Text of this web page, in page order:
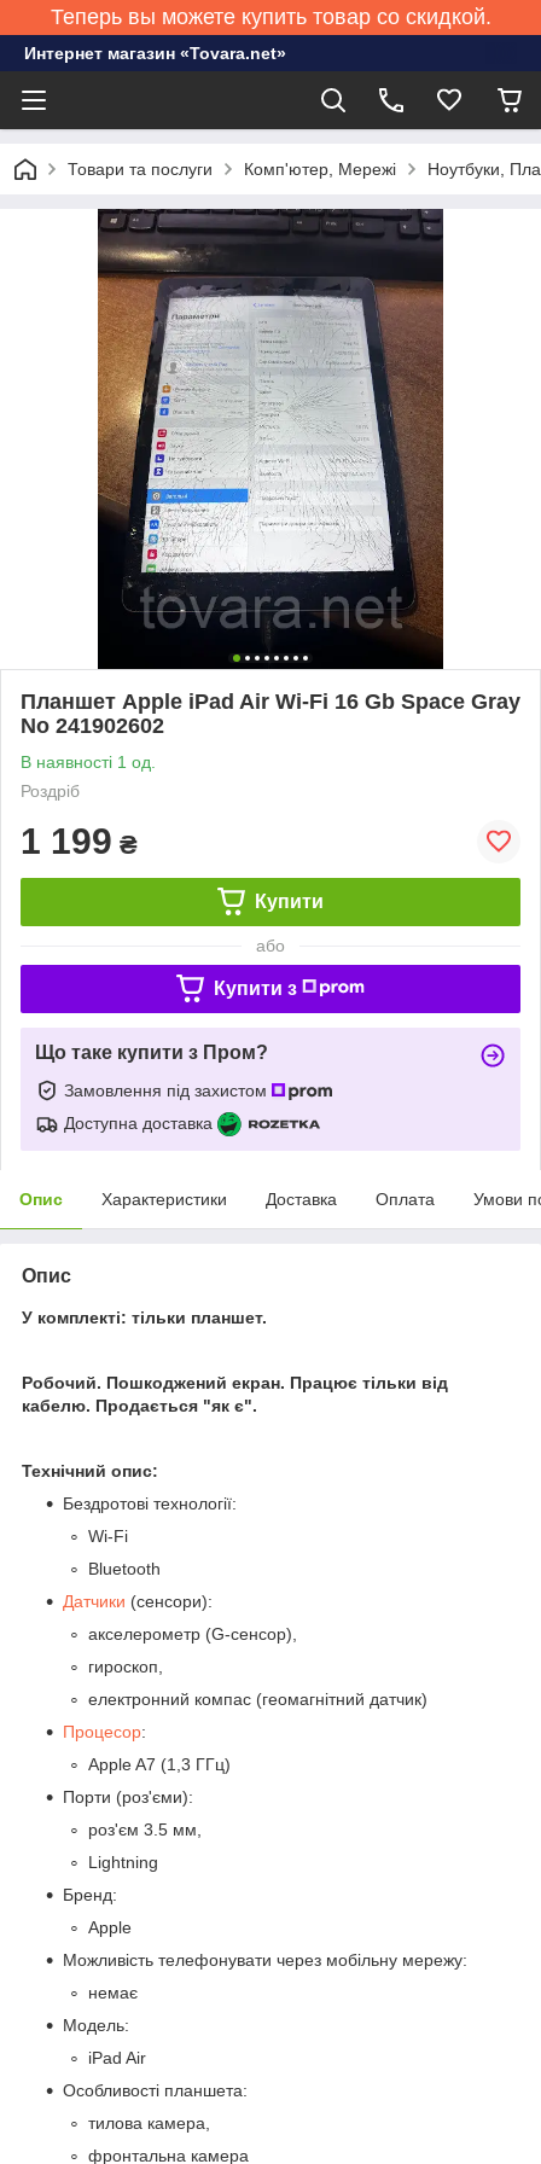
Теперь вы можете купить товар со скидкой.
Интернет магазин «Tovara.net»
Товари та послуги Комп'ютер, Мережі Ноутбуки,
Планшет Apple iPad Air Wi-Fi 16 Gb Space Gray
No 241902602
В наявності 1 од.
Роздріб
1 199 ₴
Купити
або
Купити з
Що таке купити з Пром?
Замовлення під захистом
Доступна доставка
Опис Характеристики Доставка Оплата Умови
Опис
У комплекті: тільки планшет.
Робочий. Пошкоджений екран. Працює тільки від
кабелю. Продається "як є".
Технічний опис:
Бездротові технології:
Wi-Fi
Bluetooth
Датчики (сенсори):
акселерометр (G-сенсор),
гироскоп,
електронний компас (геомагнітний датчик)
Процесор:
Apple A7 (1,3 ГГц)
Порти (роз'єми):
роз'єм 3.5 мм,
Lightning
Бренд:
Apple
Можливість телефонувати через мобільну мережу:
немає
Модель:
iPad Air
Особливості планшета:
тилова камера,
фронтальна камера